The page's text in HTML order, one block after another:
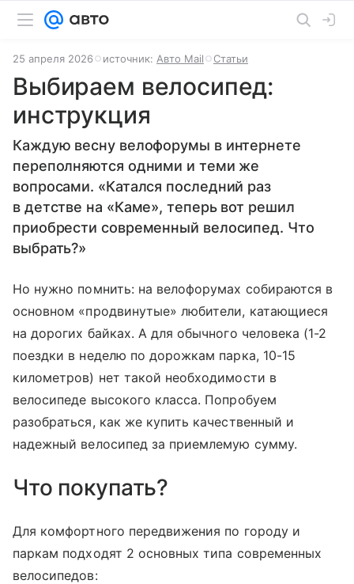
25 апреля 2026 источник: Авто Mail Статьи
Выбираем велосипед:
инструкция
Каждую весну велофорумы в интернете
переполняются одними и теми же
вопросами. «Катался последний раз
в детстве на «Каме», теперь вот решил
приобрести современный велосипед. Что
выбрать?»
Но нужно помнить: на велофорумах собираются в
основном «продвинутые» любители, катающиеся
на дорогих байках. А для обычного человека (1-2
поездки в неделю по дорожкам парка, 10-15
километров) нет такой необходимости в
велосипеде высокого класса. Попробуем
разобраться, как же купить качественный и
надежный велосипед за приемлемую сумму.
Что покупать?
Для комфортного передвижения по городу и
паркам подходят 2 основных типа современных
велосипедов: